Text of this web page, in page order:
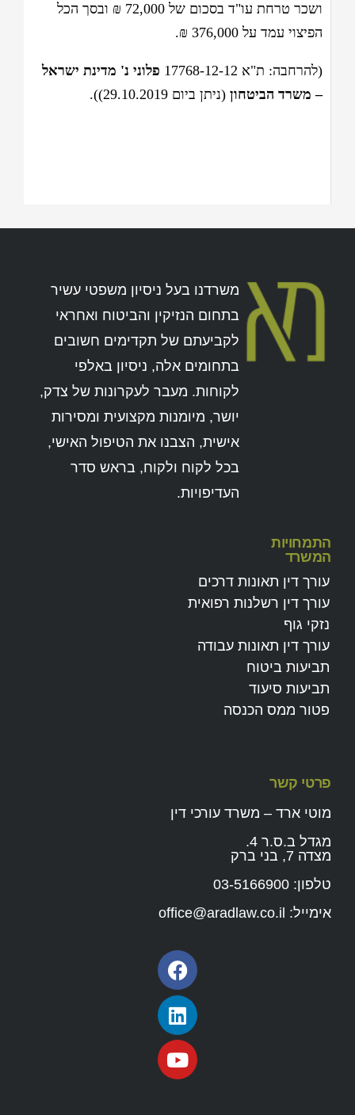
ושכר טרחת עו"ד בסכום של 72,000 ₪ ובסך הכל
הפיצוי עמד על 376,000 ₪.
(להרחבה: ת"א 17768-12-12
פלוני נ' מדינת ישראל
– משרד הביטחון (ניתן ביום 29.10.2019)).
משרדנו בעל ניסיון משפטי עשיר
בתחום הנזיקין והביטוח ואחראי
לקביעתם של תקדימים חשובים
בתחומים אלה, ניסיון באלפי
לקוחות. מעבר לעקרונות של צדק,
יושר, מיומנות מקצועית ומסירות
אישית, הצבנו את הטיפול האישי,
בכל לקוח ולקוח, בראש סדר
העדיפויות.
התמחויות
המשרד
עורך דין תאונות דרכים
עורך דין רשלנות רפואית
נזקי גוף
עורך דין תאונות עבודה
תביעות ביטוח
תביעות סיעוד
פטור ממס הכנסה
פרטי קשר
מוטי ארד – משרד עורכי דין
מגדל ב.ס.ר 4.
מצדה 7, בני ברק
טלפון: 03-5166900
אימייל: office@aradlaw.co.il